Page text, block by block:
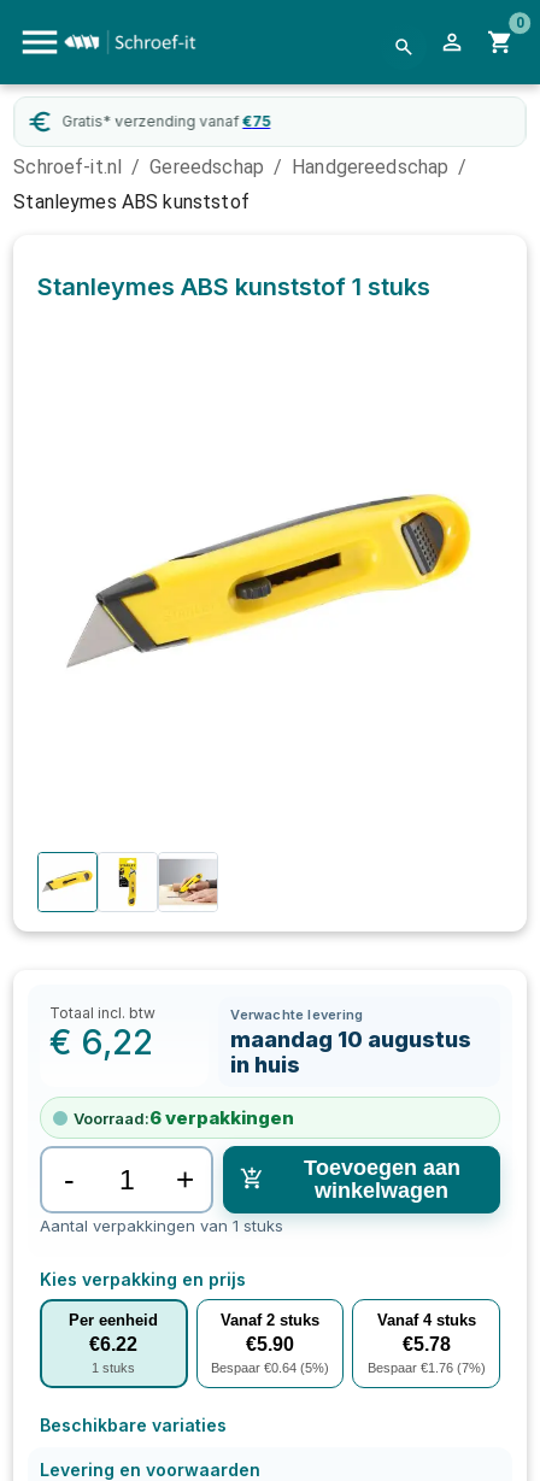
0
Gratis* verzending vanaf €75
Schroef-it.nl / Gereedschap / Handgereedschap /
Stanleymes ABS kunststof
Stanleymes ABS kunststof1 stuks
Totaal incl. btw
€ 6,22
Verwachte levering
maandag 10 augustus
in huis
Voorraad:6verpakkingen
- +
Toevoegen aan
winkelwagen
Aantal verpakkingen van 1 stuks
Kies verpakking en prijs
Per eenheid
€6.22
1 stuks
Vanaf 2 stuks
€5.90
Bespaar €0.64 (5%)
Vanaf 4stuks
€5.78
Bespaar €1.76(7%)
Beschikbare variaties
Levering en voorwaarden